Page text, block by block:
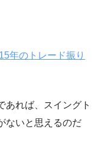
年のトレード振り
あれば、スイングト
ないと思えるのだ